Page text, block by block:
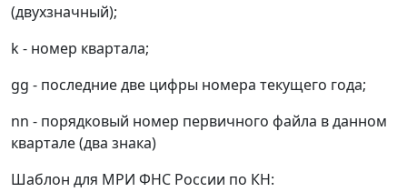
(двухзначный);
k - номер квартала;
gg - последние две цифры номера текущего года;
nn - порядковый номер первичного файла в данном
квартале (два знака)
Шаблон для МРИ ФНС России по КН: